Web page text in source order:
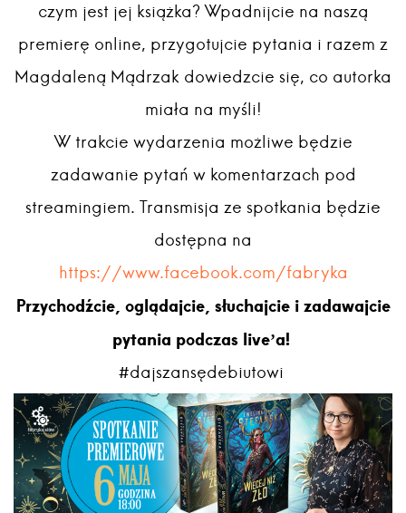
czym jest jej książka? Wpadnijcie na naszą
premierę online, przygotujcie pytania i razem z
Magdaleną Mądrzak dowiedzcie się, co autorka
miała na myśli!
W trakcie wydarzenia możliwe będzie
zadawanie pytań w komentarzach pod
streamingiem. Transmisja ze spotkania będzie
dostępna na
https://www.facebook.com/fabryka
Przychodźcie, oglądajcie, słuchajcie i zadawajcie
pytania podczas live’a!
#dajszansędebiutowi